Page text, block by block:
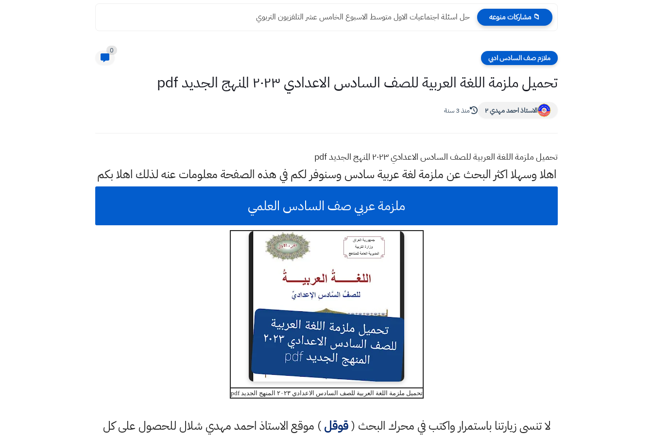
📁 مشاركات منوعه حل اسئلة اجتماعيات الاول متوسط الاسبوع الخامس عشر التلفزيون التربوي
ملازم صف السادس ادبي
0
تحميل ملزمة اللغة العربية للصف السادس الاعدادي ٢٠٢٣ المنهج الجديد pdf
الاستاذ احمد مهدي ٢ منذ 3 سنة
تحميل ملزمة اللغة العربية للصف السادس الاعدادي ٢٠٢٣ المنهج الجديد pdf
اهلا وسهلا اكثر البحث عن ملزمة لغة عربية سادس وسنوفر لكم في هذه الصفحة معلومات عنه لذلك اهلا بكم
ملزمة عربي صف السادس العلمي
تحميل ملزمة اللغة العربية للصف السادس الاعدادي ٢٠٢٣ المنهج الجديد pdf
لا تنسى زيارتنا باستمرار واكتب في محرك البحث (قوقل) موقع الاستاذ احمد مهدي شلال للحصول على كل